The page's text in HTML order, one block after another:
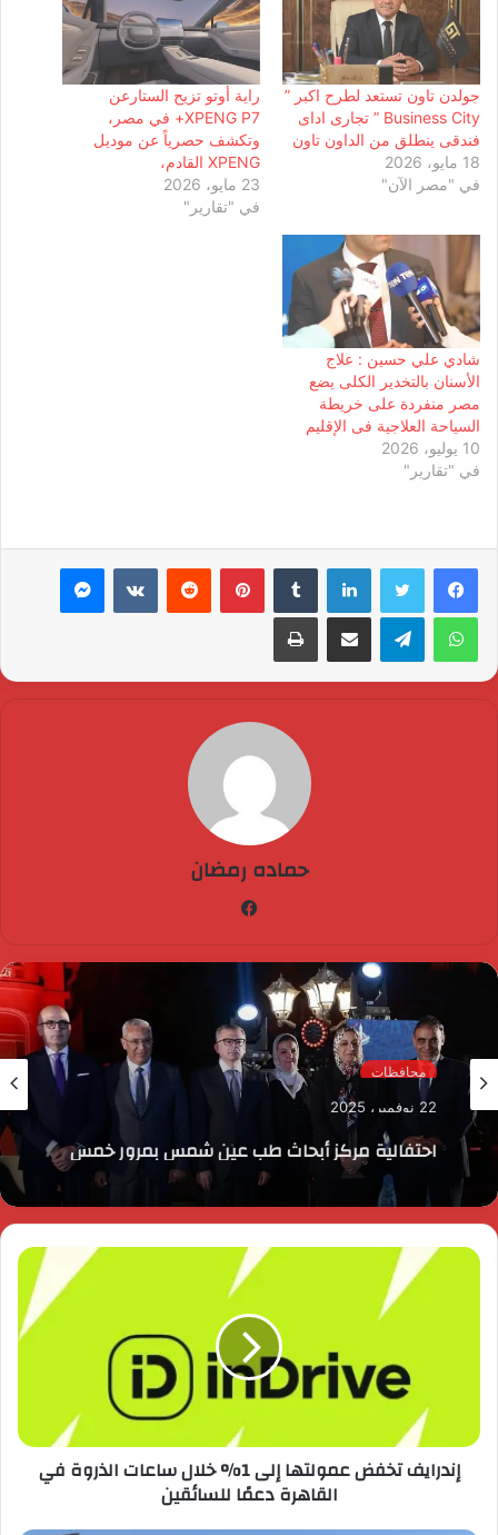
جولدن تاون تستعد لطرح اكبر ”
Business City ” تجارى اداى
فندقى ينطلق من الداون تاون
18 مايو، 2026
في "مصر الآن"
راية أوتو تزيح الستارعن
XPENG P7+ في مصر،
وتكشف حصرياً عن موديل
XPENG القادم،
23 مايو، 2026
في "تقارير"
شادي علي حسين : علاج
الأسنان بالتخدير الكلى يضع
مصر منفردة على خريطة
السياحة العلاجية فى الإقليم
10 يوليو، 2026
في "تقارير"
لينكدإن بينتيريست ماسنجر
واتساب تيلقرام مشاركة عبر البريد طباعة
حماده رمضان
محافظات
22 نوفمبر، 2025
احتفالية مركز أبحاث طب عين شمس بمرور خمس
سنوات علي إنشاءه
إندرايف تخفض عمولتها إلى 1% خلال ساعات الذروة في
القاهرة دعمًا للسائقين